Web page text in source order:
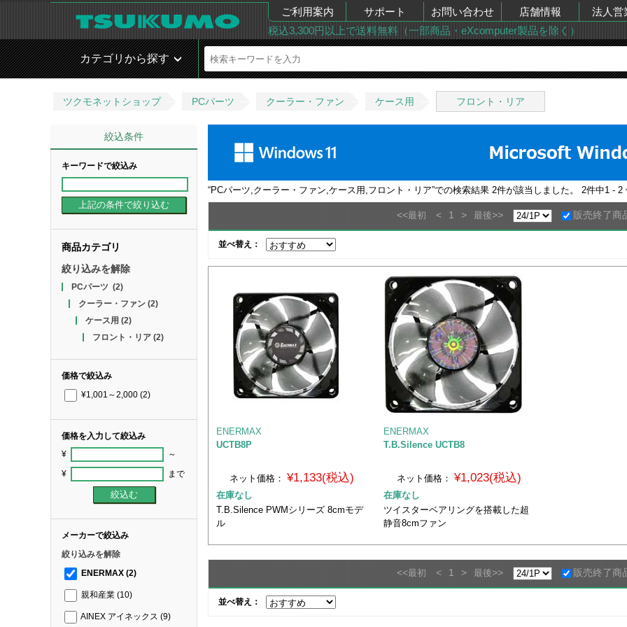
ご利用案内 サポート お問い合わせ 店舗情報 法人営
税込3,300円以上で送料無料（一部商品・eXcomputer製品を除く）
カテゴリから探す
ツクモネットショップ PCパーツ クーラー・ファン ケース用 フロント・リア
絞込条件
キーワードで絞込み
商品カテゴリ
絞り込みを解除
PCパーツ (2)
クーラー・ファン(2)
ケース用 (2)
フロント・リア(2)
価格で絞込み
¥1,001～2,000 (2)
価格を入力して絞込み
¥ ～
¥ まで
メーカーで絞込み
絞り込みを解除
ENERMAX (2)
親和産業 (10)
AINEX アイネックス (9)
“PCパーツ,クーラー・ファン,ケース用,フロント・リア”での検索結果 2件が該当しました。 2件中1 - 2
<<最初 < 1 > 最後>> 販売終了商
並べ替え：
ENERMAX
UCTB8P
ネット価格： ¥1,133(税込)
在庫なし
T.B.Silence PWMシリーズ 8cmモデ
ル
ENERMAX
T.B.Silence UCTB8
ネット価格： ¥1,023(税込)
在庫なし
ツイスターベアリングを搭載した超
静音8cmファン
<<最初 < 1 > 最後>> 販売終了商
並べ替え：